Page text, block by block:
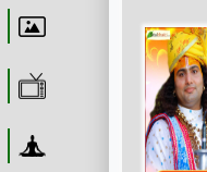
Wallpaper